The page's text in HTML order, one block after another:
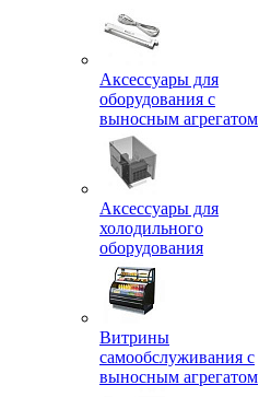
Аксессуары для
оборудования с
выносным агрегатом
Аксессуары для
холодильного
оборудования
Витрины
самообслуживания с
выносным агрегатом